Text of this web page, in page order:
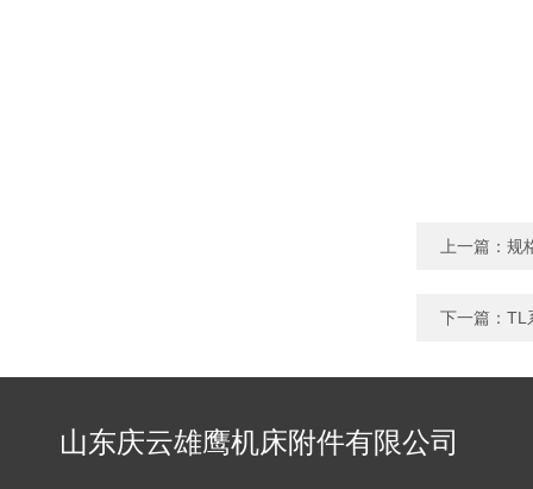
上一篇： 规
下一篇： TL
山东庆云雄鹰机床附件有限公司